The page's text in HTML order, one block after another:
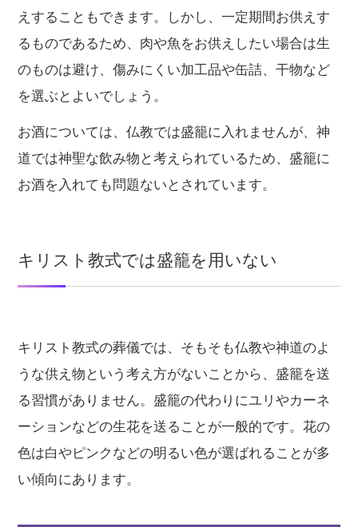
えすることもできます。しかし、一定期間お供えす
るものであるため、肉や魚をお供えしたい場合は生
のものは避け、傷みにくい加工品や缶詰、干物など
を選ぶとよいでしょう。
お酒については、仏教では盛籠に入れませんが、神
道では神聖な飲み物と考えられているため、盛籠に
お酒を入れても問題ないとされています。
キリスト教式では盛籠を用いない
キリスト教式の葬儀では、そもそも仏教や神道のよ
うな供え物という考え方がないことから、盛籠を送
る習慣がありません。盛籠の代わりにユリやカーネ
ーションなどの生花を送ることが一般的です。花の
色は白やピンクなどの明るい色が選ばれることが多
い傾向にあります。